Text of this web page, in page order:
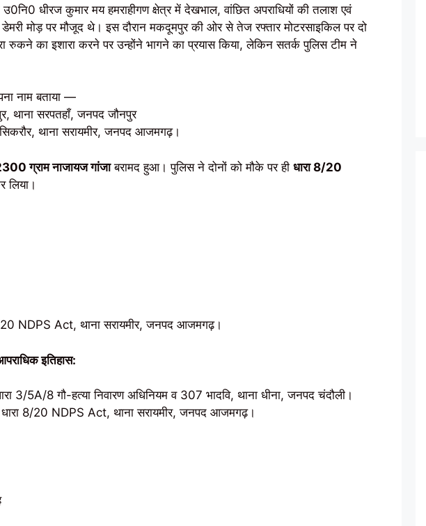
धीरज कुमार मय हमराहीगण क्षेत्र में देखभाल, वांछित अपराधियों की तलाश एवं
मोड़ पर मौजूद थे। इस दौरान मकदूमपुर की ओर से तेज रफ्तार मोटरसाइकिल पर दो
रुकने का इशारा करने पर उन्होंने भागने का प्रयास किया, लेकिन सतर्क पुलिस टीम ने
नाम बताया —
थाना सरपतहाँ, जनपद जौनपुर
थाना सरायमीर, जनपद आजमगढ़।
ग्राम नाजायज गांजाबरामद हुआ। पुलिस ने दोनों को मौके पर ही धारा 8/20
लिया।
NDPS Act, थाना सरायमीर, जनपद आजमगढ़।
इतिहास:
3/5A/8 गौ-हत्या निवारण अधिनियम व 307 भादवि, थाना धीना, जनपद चंदौली।
8/20 NDPS Act, थाना सरायमीर, जनपद आजमगढ़।